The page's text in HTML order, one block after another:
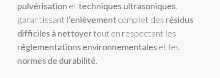
pulvérisation ettechniques ultrasoniques,
garantissant l’enlèvement complet des résidus
difficiles à nettoyertout en respectant les
réglementations environnementales et les
normes de durabilité.